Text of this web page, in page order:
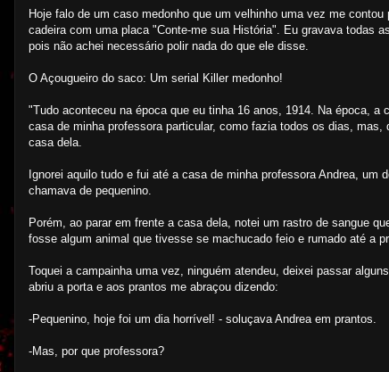
Hoje falo de um caso medonho que um velhinho uma vez me
cadeira com uma placa "Conte-me sua História". Eu gravava todas
pois não achei necessário polir nada do que ele disse.
O Açougueiro do saco: Um serial Killer medonho!
"Tudo aconteceu na época que eu tinha 16 anos, 1914. Na época,
casa de minha professora particular, como fazia todos os dias,
casa dela.
Ignorei aquilo tudo e fui até a casa de minha professora Andrea, um
chamava de pequenino.
Porém, ao parar em frente a casa dela, notei um rastro de sangue
fosse algum animal que tivesse se machucado feio e rumado até a
Toquei a campainha uma vez, ninguém atendeu, deixei passar
abriu a porta e aos prantos me abraçou dizendo:
-Pequenino, hoje foi um dia horrível! - soluçava Andrea em prantos.
-Mas, por que professora?